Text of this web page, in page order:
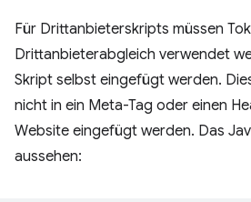
Für Drittanbieterskripts müssen
Drittanbieterabgleich verwendet
Skript selbst eingefügt werden.
nicht in ein Meta-Tag oder einen
Website eingefügt werden. Das
aussehen: